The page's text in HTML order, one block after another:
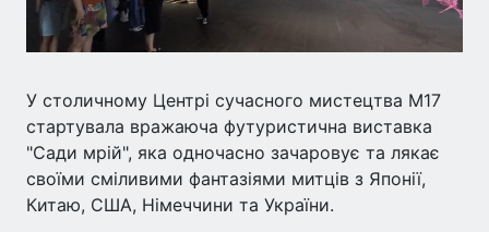
У столичному Центрі сучасного мистецтва М17
стартувала вражаюча футуристична виставка
"Сади мрій", яка одночасно зачаровує та лякає
своїми сміливими фантазіями митців з Японії,
Китаю, США, Німеччини та України.